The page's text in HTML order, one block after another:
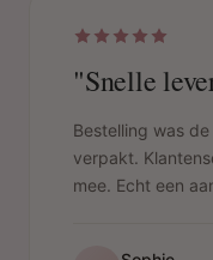
"Snelle
Bestelling was
verpakt.
mee. Echt een